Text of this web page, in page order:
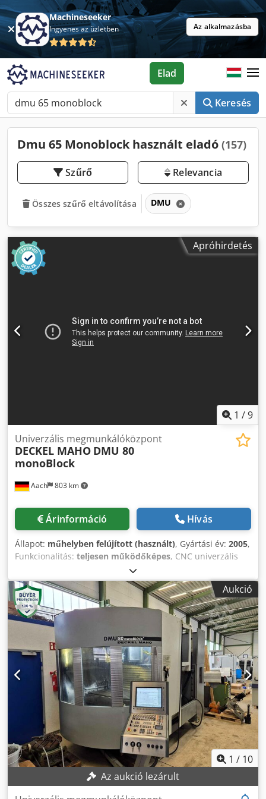
Machineseeker
Ingyenes az üzletben Az alkalmazásba
Keresés
Elad
Dmu 65 Monoblock használt eladó (157)
Szűrő Relevancia
Összes szűrő eltávolítása DMU
Apróhirdetés
1 /9
Aach 803 km
Univerzális megmunkálóközpont
DECKEL MAHO DMU 80
monoBlock
Árinformáció Hívás
Állapot: műhelyben felújított (használt), Gyártási év: 2005,
Funkcionalitás: teljesen működőképes, CNC univerzális
maró- és fúróberendezés DECKEL MAHO DMU 80
monoBlock Heidenhain iTNC 530 pálya-vezérléssel Gyártási
év: 2005 Mozgástartomány: X 980 mm, Y 630 mm, Z 630
mm Fordulatszám-tartomány: 0 – 18.000 ford/perc,
fokozatmentes (HSK 63) A következő tartozékokkal: Fix
szögasztal 1250 mm x 700 mm felfogólappal Heidenhain
3D érintőmérő BLUM lézeres szerszámmérő a
munkatérben Vertikális szerszámcserélő 32 tárhellyel (HSK
63) Teljes védőburkolat tolóajtókkal és belső világítással
Elektronikus kézikerék Üzemmód 3 + 4 Forgácsszállító
Hűtőberendezés 3 db magasságban állítható gépláb
Dksdpfxsy A Sf Rs Adgjr Orsóhűtő Kapcsolószekrényhűtő
(Rittal) Kezelési útmutatók
Aukció
1 / 10
Az aukció lezárult